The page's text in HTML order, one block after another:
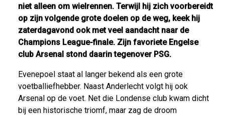
niet alleen om wielrennen. Terwijl hij zich voorbereidt
op zijn volgende grote doelen op de weg, keek hij
zaterdagavond ook met veel aandacht naar de
Champions League-finale. Zijn favoriete Engelse
club Arsenal stond daarin tegenover PSG.
Evenepoel staat al langer bekend als een grote
voetballiefhebber. Naast Anderlecht volgt hij ook
Arsenal op de voet. Net die Londense club kwam dicht
bij een historische triomf, maar zag de droom